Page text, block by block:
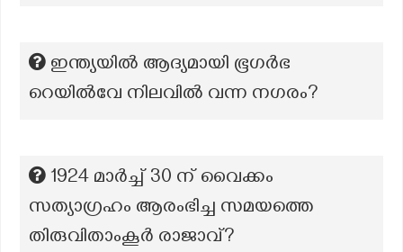
ഇന്ത്യയിൽ ആദ്യമായി ഭൂഗർഭ
റെയിൽവേ നിലവിൽ വന്ന നഗരം?
1924 മാർച്ച് 30 ന് വൈക്കം
സത്യാഗ്രഹം ആരംഭിച്ച സമയത്തെ
തിരുവിതാംകൂർ രാജാവ്?